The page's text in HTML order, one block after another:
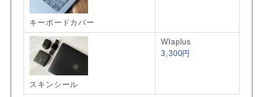
キーボードカバー
スキンシール
Wlaplus
3,300円